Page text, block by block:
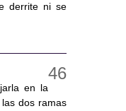
derrite ni se
en la
dos ramas